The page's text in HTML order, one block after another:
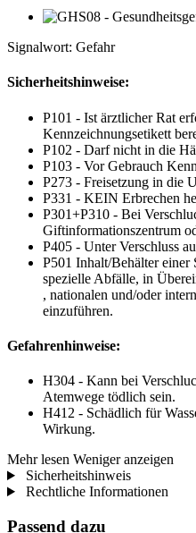
Signalwort: Gefahr
Sicherheitshinweise:
P101 - Ist ärztlicher Rat
Kennzeichnungsetikett
P102 - Darf nicht in die
P103 - Vor Gebrauch
P273 - Freisetzung in die
P331 - KEIN Erbrechen
P301+P310 - Bei
Giftinformationszentrum
P405 - Unter Verschluss
P501 Inhalt/Behälter einer
spezielle Abfälle, in
, nationalen und/oder
einzuführen.
Gefahrenhinweise:
H304 - Kann bei
Atemwege tödlich sein.
H412 - Schädlich für
Wirkung.
Mehr lesen Weniger anzeigen
Sicherheitshinweis
Rechtliche Informationen
Passend dazu